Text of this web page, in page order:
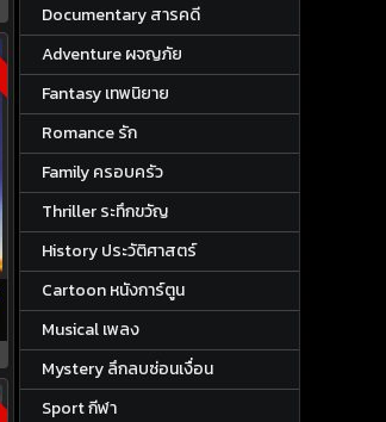
Documentary สารคดี
Adventure ผจญภัย
Fantasy เทพนิยาย
Romance รัก
Family ครอบครัว
Thriller ระทึกขวัญ
History ประวัติศาสตร์
Cartoon หนังการ์ตูน
Musical เพลง
Mystery ลึกลบซ่อนเงื่อน
Sport กีฬา